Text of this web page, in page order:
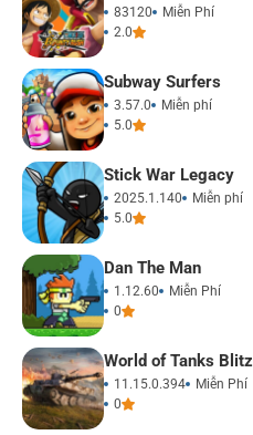
83120
Miễn Phí
2.0
Subway Surfers
3.57.0
Miễn phí
5.0
Stick War Legacy
2025.1.140
Miễn phí
5.0
Dan The Man
1.12.60
Miễn Phí
0
World of Tanks Blitz
11.15.0.394
Miễn Phí
0